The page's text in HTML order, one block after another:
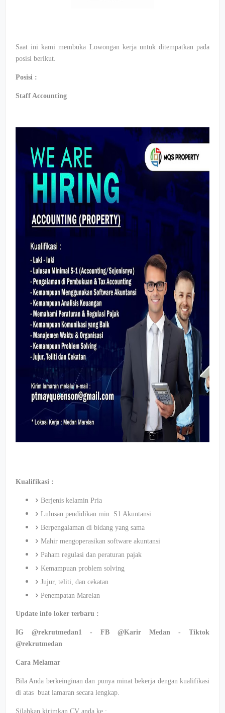
Saat ini kami membuka Lowongan kerja untuk ditempatkan pada
posisi berikut.
Posisi :
Staff Accounting
Kualifikasi :
Berjenis kelamin Pria
Lulusan pendidikan min. S1 Akuntansi
Berpengalaman di bidang yang sama
Mahir mengoperasikan software akuntansi
Paham regulasi dan peraturan pajak
Kemampuan problem solving
Jujur, teliti, dan cekatan
Penempatan Marelan
Update info loker terbaru :
IG @rekrutmedan1 - FB @Karir Medan - Tiktok
@rekrutmedan
Cara Melamar
Bila Anda berkeinginan dan punya minat bekerja dengan kualifikasi
di atas buat lamaran secara lengkap.
Silahkan kirimkan CV anda ke :